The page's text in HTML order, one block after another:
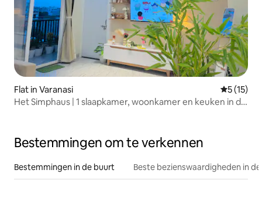
Flat in Varanasi
5 (15)
Het Simphaus | 1 slaapkamer, woonkamer en keuken in de
Bestemmingen om te verkennen
Bestemmingen in de buurt Beste bezienswaardigheden in